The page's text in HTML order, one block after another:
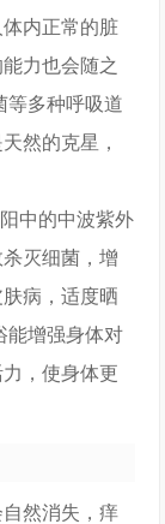
内正常的脏
力也会随之
等多种呼吸道
然的克星，
中的中波紫外
灭细菌，增
病，适度晒
能增强身体对
，使身体更
然消失，痒